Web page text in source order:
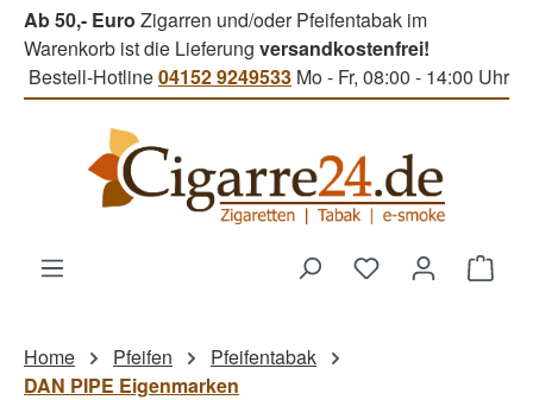
Zum Hauptinhalt springen
Ab 50,- Euro Zigarren und/oder Pfeifentabak im
Warenkorb ist die Lieferung versandkostenfrei!
Bestell-Hotline04152 9249533 Mo - Fr, 08:00 - 14:00 Uhr
Du hast 0
Home Pfeifen
Pfeifentabak
DAN PIPE Eigenmarken